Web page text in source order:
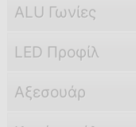
ALU Γωνίες
LED Προφίλ
Αξεσουάρ